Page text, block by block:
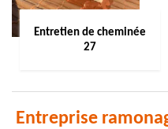
Entretien de cheminée
27
Entreprise